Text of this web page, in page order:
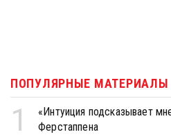
ПОПУЛЯРНЫЕ МАТЕРИАЛЫ
1
«Интуиция подсказывает
Ферстаппена